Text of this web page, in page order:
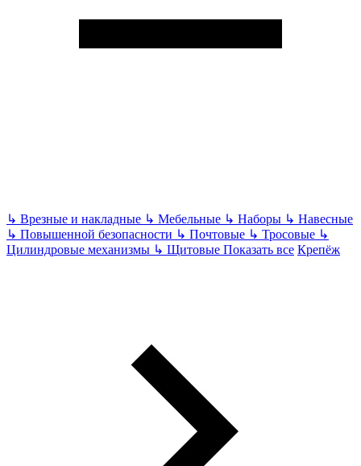
↳ Врезные и накладные ↳ Мебельные ↳ Наборы ↳ Навесные
↳ Повышенной безопасности ↳ Почтовые ↳ Тросовые ↳
Цилиндровые механизмы ↳ Щитовые Показать все Крепёж